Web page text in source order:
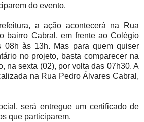
do evento.
a ação acontecerá na Rua
bairro Cabral, em frente ao Colégio
08h às 13h. Mas para quem quiser
no projeto, basta comparecer na
na sexta (02), por volta das 07h30. A
na Rua Pedro Álvares Cabral,
será entregue um certificado de
que participarem.